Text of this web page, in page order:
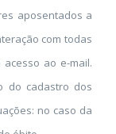
aposentados a
com todas
acesso ao e-mail.
do cadastro dos
no caso da